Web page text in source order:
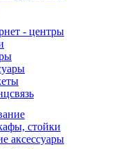
- центры
стойки
аксессуары